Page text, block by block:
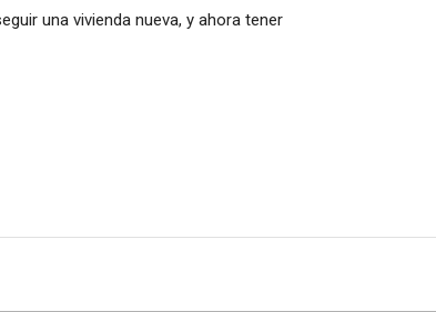
una vivienda nueva, y ahora tener